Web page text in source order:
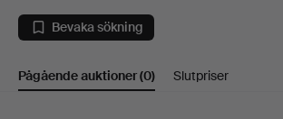
Möbler
på
Bevaka sökning
Pågående auktioner(0) Slutpriser